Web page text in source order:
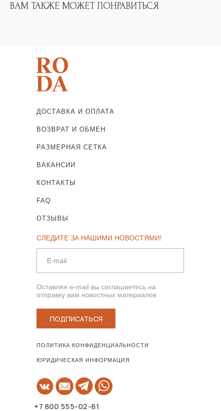
ВАМ ТАКЖЕ МОЖЕТ ПОНРАВИТЬСЯ
+7 800 555-02-81
ПОЛИТИКА КОНФИДЕНЦИАЛЬНОСТИ
ЮРИДИЧЕСКАЯ ИНФОРМАЦИЯ
РАЗМЕРНАЯ СЕТКА
ДОСТАВКА И ОПЛАТА
КОНТАКТЫ
FAQ
ОТЗЫВЫ
СЛЕДИТЕ ЗА НАШИМИ НОВОСТЯМИ!
Оставляя e-mail вы соглашаетесь на
отправку вам новостных материалов
ПОДПИСАТЬСЯ
ВОЗВРАТ И ОБМЕН
ВАКАНСИИ